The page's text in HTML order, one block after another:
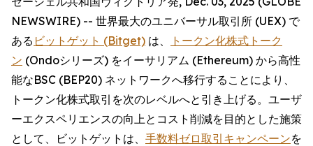
NEWSWIRE) -- 世界最大のユニバーサル取引所 (UEX) で
ある ビットゲット (Bitget) は、
トークン化株式トーク
ン (Ondoシリーズ) をイーサリアム (Ethereum) から高性
能なBSC (BEP20) ネットワークへ移行することにより、
トークン化株式取引を次のレベルへと引き上げる。ユーザ
ーエクスペリエンスの向上とコスト削減を目的とした施策
として、ビットゲットは、 手数料ゼロ取引キャンペーンを